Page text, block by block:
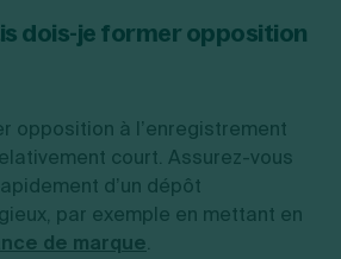
dois-je former opposition
opposition à l’enregistrement
court. Assurez-vous
d’un dépôt
par exemple en mettant en
de marque.